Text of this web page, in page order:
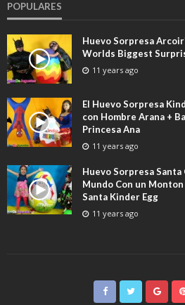
POPULARES
Huevo Sorpresa
Worlds Biggest
11 years ago
El Huevo Sorpresa
con Hombre Arana +
Princesa Ana
11 years ago
Huevo Sorpresa Santa
Mundo Con un
Santa Kinder Egg
11 years ago